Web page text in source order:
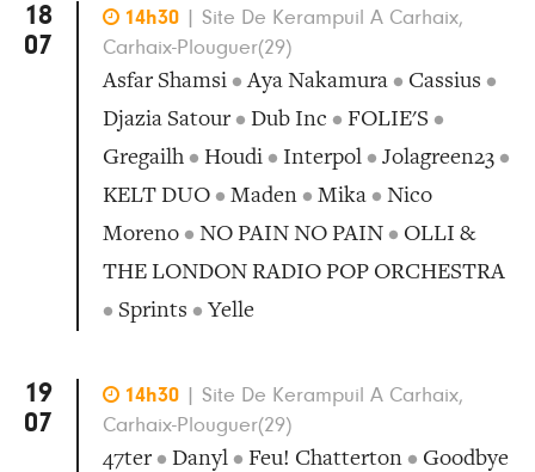
18
07
 14h30
Site De Kerampuil A Carhaix,
Carhaix-Plouguer(29)
Asfar Shamsi •Aya Nakamura • Cassius •
Djazia Satour • Dub Inc • FOLIE'S •
Gregailh • Houdi • Interpol • Jolagreen23 •
KELT DUO • Maden • Mika • Nico
Moreno • NO PAIN NO PAIN • OLLI &
THE LONDON RADIO POP ORCHESTRA
• Sprints • Yelle
19
07
 14h30
Site De Kerampuil A Carhaix,
Carhaix-Plouguer(29)
47ter • Danyl • Feu! Chatterton • Goodbye